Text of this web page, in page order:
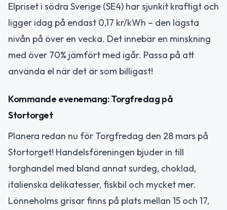
Elpriset i södra Sverige (SE4) har sjunkit kraftigt och
ligger idag på endast 0,17 kr/kWh – den lägsta
nivån på över en vecka. Det innebär en minskning
med över 70% jämfört med igår. Passa på att
använda el när det är som billigast!
Kommande evenemang: Torgfredag på
Stortorget
Planera redan nu för Torgfredag den 28 mars på
Stortorget! Handelsföreningen bjuder in till
torghandel med bland annat surdeg, choklad,
italienska delikatesser, fiskbil och mycket mer.
Lönneholms grisar finns på plats mellan 15 och 17,